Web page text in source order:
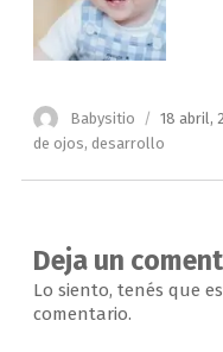
Autor
Babysitio
el
18 abril,
de ojos, desarrollo
Deja un
Lo siento, tenés que
comentario.